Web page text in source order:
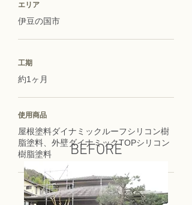
エリア
伊豆の国市
工期
約1ヶ月
使用商品
屋根塗料ダイナミックルーフシリコン樹
脂塗料、外壁ダイナミックTOPシリコン
樹脂塗料
BEFORE